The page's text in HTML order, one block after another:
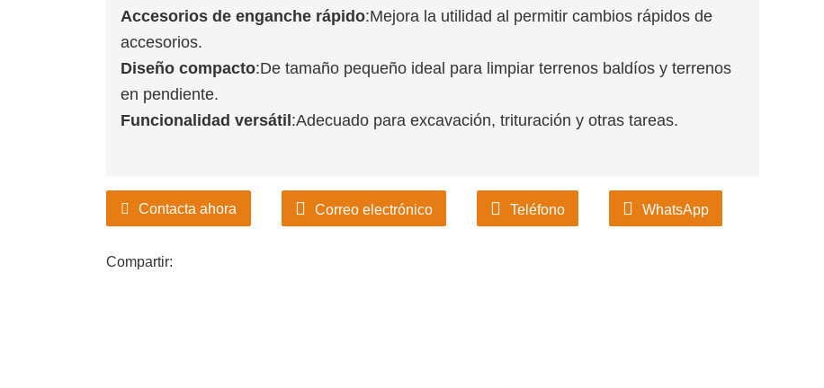
Accesorios de enganche rápido:Mejora la utilidad al permitir cambios rápidos de
accesorios.
Diseño compacto:De tamaño pequeño ideal para limpiar terrenos baldíos y terrenos
en pendiente.
Funcionalidad versátil :Adecuado para excavación, trituración y otras tareas.
Contacta ahora Correo electrónico Teléfono WhatsApp
Compartir: